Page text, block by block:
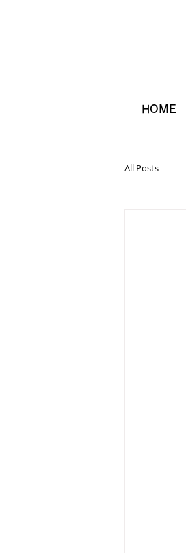
HOME
All Posts